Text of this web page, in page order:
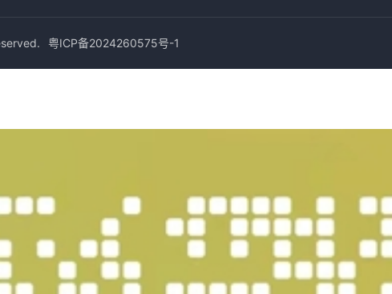
粤ICP备2024260575号-1